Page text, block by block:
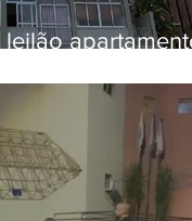
apartamento